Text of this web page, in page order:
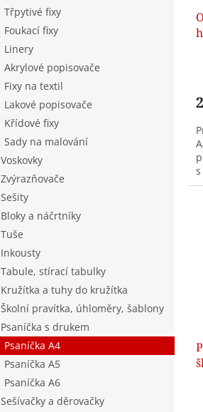
Třpytivé fixy
Foukací fixy
Linery
Akrylové popisovače
Fixy na textil
Lakové popisovače
Křídové fixy
Sady na malování
Voskovky
Zvýrazňovače
Sešity
Bloky a náčrtníky
Tuše
Inkousty
Tabule, stírací tabulky
Kružítka a tuhy do kružítka
Školní pravítka, úhloměry, šablony
Psaníčka s drukem
Psaníčka A4
Psaníčka A5
Psaníčka A6
Sešívačky a děrovačky